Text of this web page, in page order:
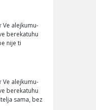
Ve alejkumu-
berekatuhu
nije ti
Ve alejkumu-
berekatuhu
sama, bez